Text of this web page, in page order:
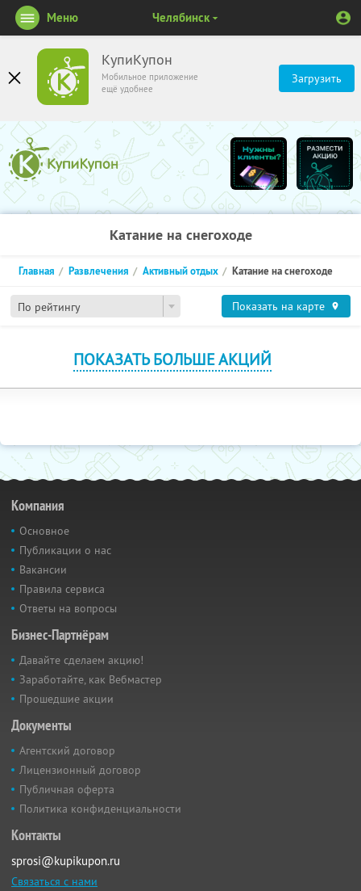
КупиКупон
Мобильное приложение
ещё удобнее
Загрузить
Меню Челябинск
Катание на снегоходе
По рейтингу
Главная Развлечения Активный отдых Катание на снегоходе
Показать на карте
ПОКАЗАТЬ БОЛЬШЕ АКЦИЙ
Компания
Основное
Публикации о нас
Вакансии
Правила сервиса
Ответы на вопросы
Бизнес-Партнёрам
Давайте сделаем акцию!
Заработайте, как Вебмастер
Прошедшие акции
Документы
Агентский договор
Лицензионный договор
Публичная оферта
Политика конфиденциальности
Контакты
sprosi@kupikupon.ru
Связаться с нами